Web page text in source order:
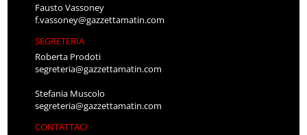
Fausto Vassoney
f.vassoney@gazzettamatin.com
SEGRETERIA
Roberta Prodoti
segreteria@gazzettamatin.com
Stefania Muscolo
segreteria@gazzettamatin.com
CONTATTACI